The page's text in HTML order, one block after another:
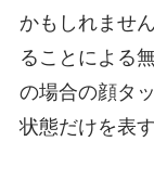
かもしれませ
ることによる
の場合の顔タ
状態だけを表